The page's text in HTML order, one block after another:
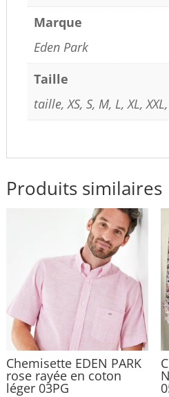
Marque
Eden Park
Taille
taille, XS, S, M, L, XL, XXL,
Produits similaires
Chemisette EDEN PARK
rose rayée en coton
léger 03PG